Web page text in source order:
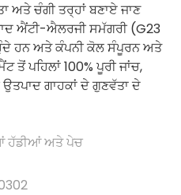
ਅਤੇ ਚੰਗੀ ਤਰ੍ਹਾਂ ਬਣਾਏ ਜਾਣ
ਐਂਟੀ-ਐਲਰਜੀ ਸਮੱਗਰੀ (G23
ਹਨ ਅਤੇ ਕੰਪਨੀ ਕੋਲ ਸੰਪੂਰਨ ਅਤੇ
ਤੋਂ ਪਹਿਲਾਂ 100% ਪੂਰੀ ਜਾਂਚ,
ਗਾਹਕਾਂ ਦੇ ਗੁਣਵੱਤਾ ਦੇ
ਹੱਡੀਆਂ ਅਤੇ ਪੇਚ